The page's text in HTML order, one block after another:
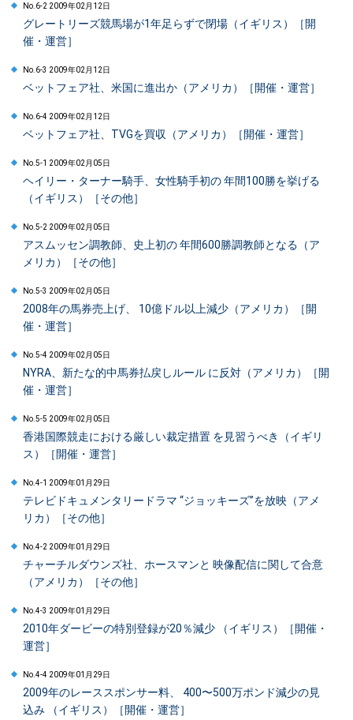
No.6-2 2009年02月12日
グレートリーズ競馬場が1年足らずで閉場（イギリス）［開
催・運営］
No.6-3 2009年02月12日
ベットフェア社、米国に進出か（アメリカ）［開催・運営］
No.6-4 2009年02月12日
ベットフェア社、TVGを買収（アメリカ）［開催・運営］
No.5-1 2009年02月05日
ヘイリー・ターナー騎手、女性騎手初の 年間100勝を挙げる
（イギリス）［その他］
No.5-2 2009年02月05日
アスムッセン調教師、史上初の 年間600勝調教師となる（ア
メリカ）［その他］
No.5-3 2009年02月05日
2008年の馬券売上げ、 10億ドル以上減少（アメリカ）［開
催・運営］
No.5-4 2009年02月05日
NYRA、新たな的中馬券払戻しルール に反対（アメリカ）［開
催・運営］
No.5-5 2009年02月05日
香港国際競走における厳しい裁定措置 を見習うべき（イギリ
ス）［開催・運営］
No.4-1 2009年01月29日
テレビドキュメンタリードラマ “ジョッキーズ”を放映（アメ
リカ）［その他］
No.4-2 2009年01月29日
チャーチルダウンズ社、ホースマンと 映像配信に関して合意
（アメリカ）［その他］
No.4-3 2009年01月29日
2010年ダービーの特別登録が20％減少 （イギリス）［開催・
運営］
No.4-4 2009年01月29日
2009年のレーススポンサー料、 400〜500万ポンド減少の見
込み （イギリス）［開催・運営］